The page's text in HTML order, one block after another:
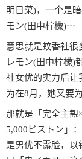
明日菜)，一个是
モン(田中柠檬)⋯
意思就是蚊香社很
レモン(田中柠檬)
社女优的实力后让
为在8月，她又要
那就是「完全主観
5,000ピストン」
是男优不露脸，以